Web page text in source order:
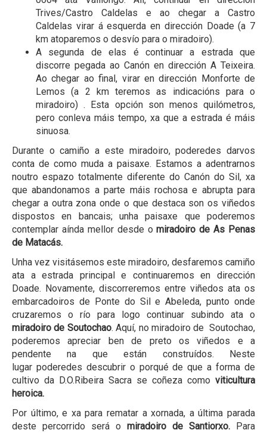
Trives/Castro Caldelas e ao chegar a Castro
Caldelas virar á esquerda en dirección Doade (a 7
km atoparemos o desvío para o miradoiro).
A segunda de elas é continuar a estrada que
discorre pegada ao Canón en dirección A Teixeira.
Ao chegar ao final, virar en dirección Monforte de
Lemos (a 2 km teremos as indicacións para o
miradoiro) . Esta opción son menos quilómetros,
pero conleva máis tempo, xa que a estrada é máis
sinuosa.
Durante o camiño a este miradoiro, poderedes darvos
conta de como muda a paisaxe. Estamos a adentrarnos
noutro espazo totalmente diferente do Canón do Sil, xa
que abandonamos a parte máis rochosa e abrupta para
chegar a outra zona onde o que destaca son os viñedos
dispostos en bancais; unha paisaxe que poderemos
contemplar aínda mellor desde o miradoiro de As Penas
de Matacás.
Unha vez visitásemos este miradoiro, desfaremos camiño
ata a estrada principal e continuaremos en dirección
Doade. Novamente, discorreremos entre viñedos ata os
embarcadoiros de Ponte do Sil e Abeleda, punto onde
cruzaremos o río para logo continuar subindo ata o
miradoiro de Soutochao. Aquí, no miradoiro de Soutochao,
poderemos apreciar ben de preto os viñedos e a
pendente na que están construídos. Neste
lugar poderedes descubrir o porqué de que a forma de
cultivo da D.O.Ribeira Sacra se coñeza como viticultura
heroica.
Por último, e xa para rematar a xornada, a última parada
deste percorrido será o miradoiro de Santiorxo. Para